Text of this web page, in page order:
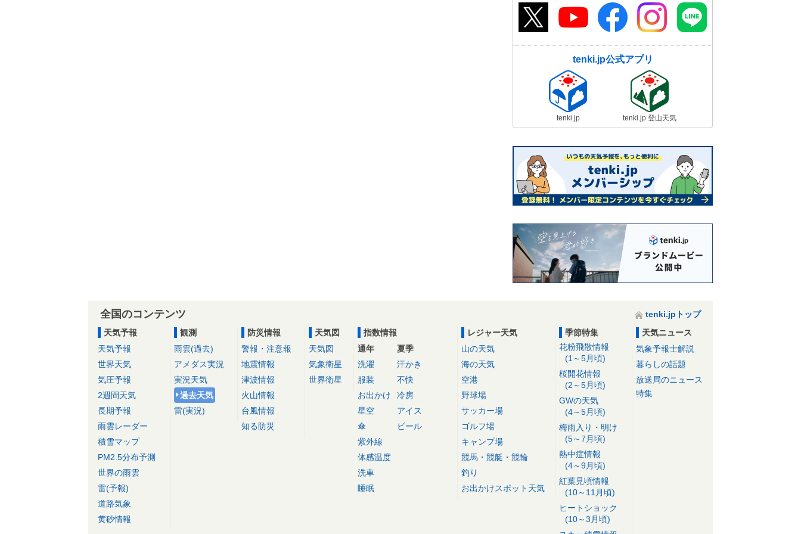
tenki.jp公式アプリ
tenki.jp tenki.jp 登山天気
全国のコンテンツ
tenki.jpトップ
天気予報
天気予報
世界天気
気圧予報
2週間天気
長期予報
雨雲レーダー
積雪マップ
PM2.5分布予測
世界の雨雲
雷(予報)
道路気象
黄砂情報
観測
雨雲(過去)
アメダス実況
実況天気
過去天気
雷(実況)
防災情報
警報・注意報
地震情報
津波情報
火山情報
台風情報
知る防災
天気図
天気図
気象衛星
世界衛星
指数情報
通年
洗濯
服装
お出かけ
星空
傘
紫外線
体感温度
洗車
睡眠
夏季
汗かき
不快
冷房
アイス
ビール
レジャー天気
山の天気
海の天気
空港
野球場
サッカー場
ゴルフ場
キャンプ場
競馬・競艇・競輪
釣り
お出かけスポット天気
季節特集
花粉飛散情報
(1～5月頃)
桜開花情報
(2～5月頃)
GWの天気
(4～5月頃)
梅雨入り・明け
(5～7月頃)
熱中症情報
(4～9月頃)
紅葉見頃情報
(10～11月頃)
ヒートショック
(10～3月頃)
天気ニュース
気象予報士解説
暮らしの話題
放送局のニュース
特集